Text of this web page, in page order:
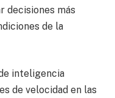
decisiones más
de la
inteligencia
de velocidad en las